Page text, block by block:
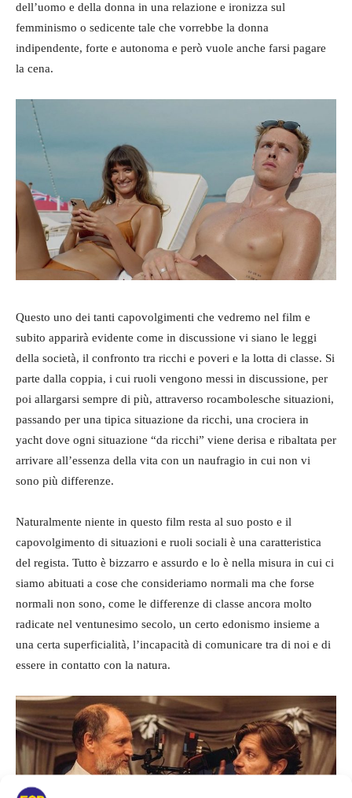
dell’uomo e della donna in una relazione e ironizza sul
femminismo o sedicente tale che vorrebbe la donna
indipendente, forte e autonoma e però vuole anche farsi pagare
la cena.
Questo uno dei tanti capovolgimenti che vedremo nel film e
subito apparirà evidente come in discussione vi siano le leggi
della società, il confronto tra ricchi e poveri e la lotta di classe. Si
parte dalla coppia, i cui ruoli vengono messi in discussione, per
poi allargarsi sempre di più, attraverso rocambolesche situazioni,
passando per una tipica situazione da ricchi, una crociera in
yacht dove ogni situazione “da ricchi” viene derisa e ribaltata per
arrivare all’essenza della vita con un naufragio in cui non vi
sono più differenze.
Naturalmente niente in questo film resta al suo posto e il
capovolgimento di situazioni e ruoli sociali è una caratteristica
del regista. Tutto è bizzarro e assurdo e lo è nella misura in cui ci
siamo abituati a cose che consideriamo normali ma che forse
normali non sono, come le differenze di classe ancora molto
radicate nel ventunesimo secolo, un certo edonismo insieme a
una certa superficialità, l’incapacità di comunicare tra di noi e di
essere in contatto con la natura.